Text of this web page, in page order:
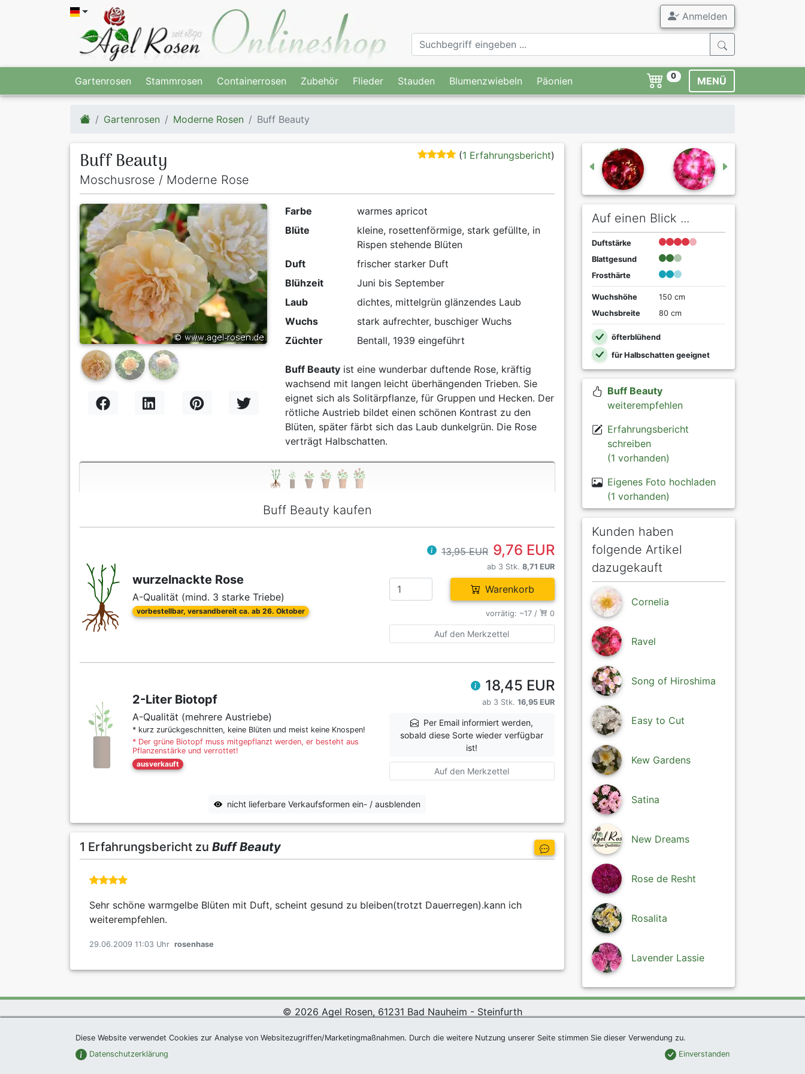
Anmelden
Gartenrosen Stammrosen Containerrosen Zubehör Flieder Stauden Blumenzwiebeln Päonien 0 MENÜ
Gartenrosen Moderne Rosen Buff Beauty
(1 Erfahrungsbericht)
Buff Beauty
Moschusrose / Moderne Rose
Previous Next
Farbe
warmes apricot
Blüte
kleine, rosettenförmige, stark gefüllte, in
Rispen stehende Blüten
Duft
frischer starker Duft
Blühzeit
Juni bis September
Laub
dichtes, mittelgrün glänzendes Laub
Wuchs
stark aufrechter, buschiger Wuchs
Züchter
Bentall, 1939 eingeführt
Buff Beautyist eine wunderbar duftende Rose, kräftig
wachsend mit langen leicht überhängenden Trieben. Sie
eignet sich als Solitärpflanze, für Gruppen und Hecken. Der
rötliche Austrieb bildet einen schönen Kontrast zu den
Blüten, später färbt sich das Laub dunkelgrün. Die Rose
verträgt Halbschatten.
Buff Beauty kaufen
wurzelnackte Rose
A-Qualität (mind. 3 starke Triebe)
vorbestellbar, versandbereit ca. ab 26. Oktober
13,95 EUR 9,76 EUR
ab 3 Stk. 8,71 EUR
Warenkorb
vorrätig: ~17 / 0
Auf den Merkzettel
2-Liter Biotopf
A-Qualität (mehrere Austriebe)
* kurz zurückgeschnitten, keine Blüten und meist keine Knospen!
* Der grüne Biotopf muss mitgepflanzt werden, er besteht aus
Pflanzenstärke und verrottet!
ausverkauft
18,45 EUR
ab 3 Stk. 16,95 EUR
Per Email informiert werden,
sobald diese Sorte wieder verfügbar
ist!
Auf den Merkzettel
nicht lieferbare Verkaufsformen ein- / ausblenden
1 Erfahrungsbericht zu Buff Beauty
Sehr schöne warmgelbe Blüten mit Duft, scheint gesund zu bleiben(trotzt Dauerregen).kann ich
weiterempfehlen.
29.06.2009 11:03 Uhr rosenhase
Auf einen Blick ...
Duftstärke
Blattgesund
Frosthärte
Wuchshöhe
150 cm
Wuchsbreite
80 cm
öfterblühend
für Halbschatten geeignet
Buff Beauty
weiterempfehlen
Erfahrungsbericht
schreiben
(1 vorhanden)
Eigenes Foto hochladen
(1 vorhanden)
Kunden haben
folgende Artikel
dazugekauft
Cornelia
Ravel
Song of Hiroshima
Easy to Cut
Kew Gardens
Satina
New Dreams
Rose de Resht
Rosalita
Lavender Lassie
© 2026 Agel Rosen, 61231 Bad Nauheim - Steinfurth
Diese Website verwendet Cookies zur Analyse von Websitezugriffen/Marketingmaßnahmen. Durch die weitere Nutzung unserer Seite stimmen Sie dieser Verwendung zu.
Datenschutzerklärung
Einverstanden